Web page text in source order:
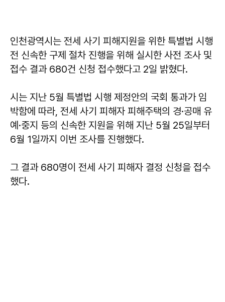
인천광역시는 전세 사기 피해지원을 위한 특별법 시행
전 신속한 구제 절차 진행을 위해 실시한 사전 조사 및
접수 결과 680건 신청 접수했다고 2일 밝혔다.
시는 지난 5월 특별법 시행 제정안의 국회 통과가 임
박함에 따라, 전세 사기 피해자 피해주택의 경·공매 유
예·중지 등의 신속한 지원을 위해 지난 5월 25일부터
6월 1일까지 이번 조사를 진행했다.
그 결과 680명이 전세 사기 피해자 결정 신청을 접수
했다.